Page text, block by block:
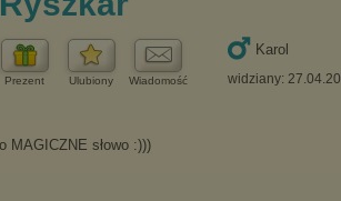
Prezent Ulubiony Wiadomość
Karol
widziany: